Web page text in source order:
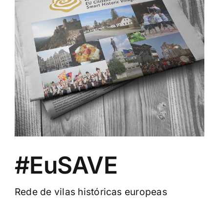
#EuSAVE
Rede de vilas históricas europeas